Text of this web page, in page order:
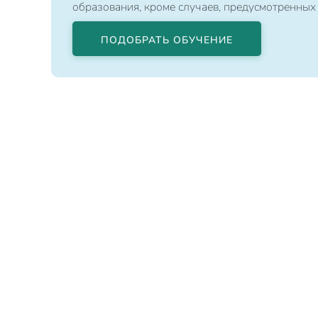
образования, кроме случаев,
ПОДОБРАТЬ ОБУЧЕНИЕ